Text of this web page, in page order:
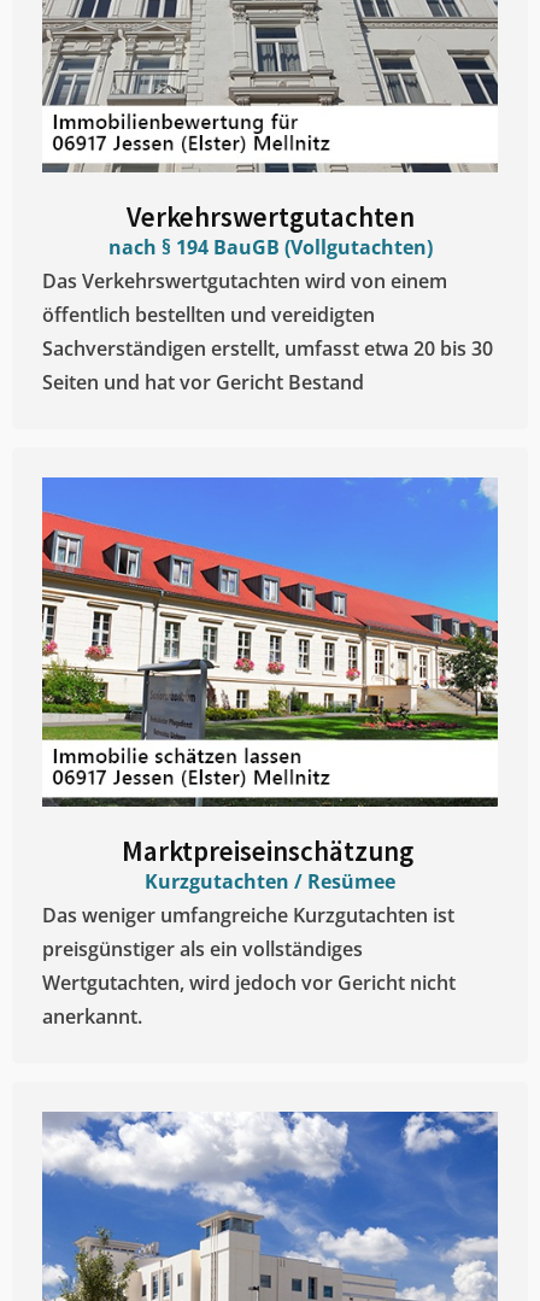
Verkehrswertgutachten
nach § 194 BauGB (Vollgutachten)
Das Verkehrswertgutachten wird von einem
öffentlich bestellten und vereidigten
Sachverständigen erstellt, umfasst etwa 20 bis 30
Seiten und hat vor Gericht Bestand
Marktpreiseinschätzung ​
Kurzgutachten / Resümee
Das weniger umfangreiche Kurzgutachten ist
preisgünstiger als ein vollständiges
Wertgutachten, wird jedoch vor Gericht nicht
anerkannt.